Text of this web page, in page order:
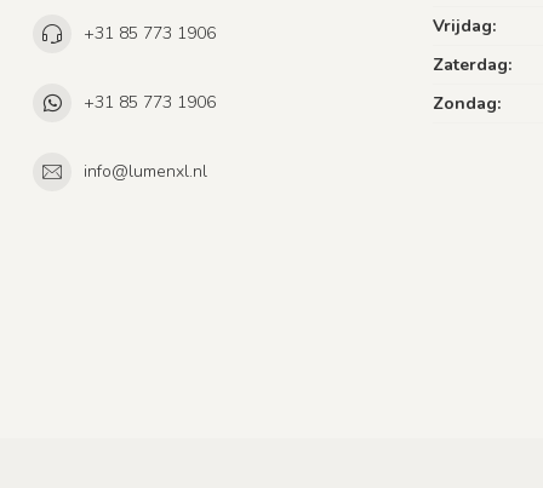
+31 85 773 1906
+31 85 773 1906
info@lumenxl.nl
Vrijdag:
Zaterdag:
Zondag: